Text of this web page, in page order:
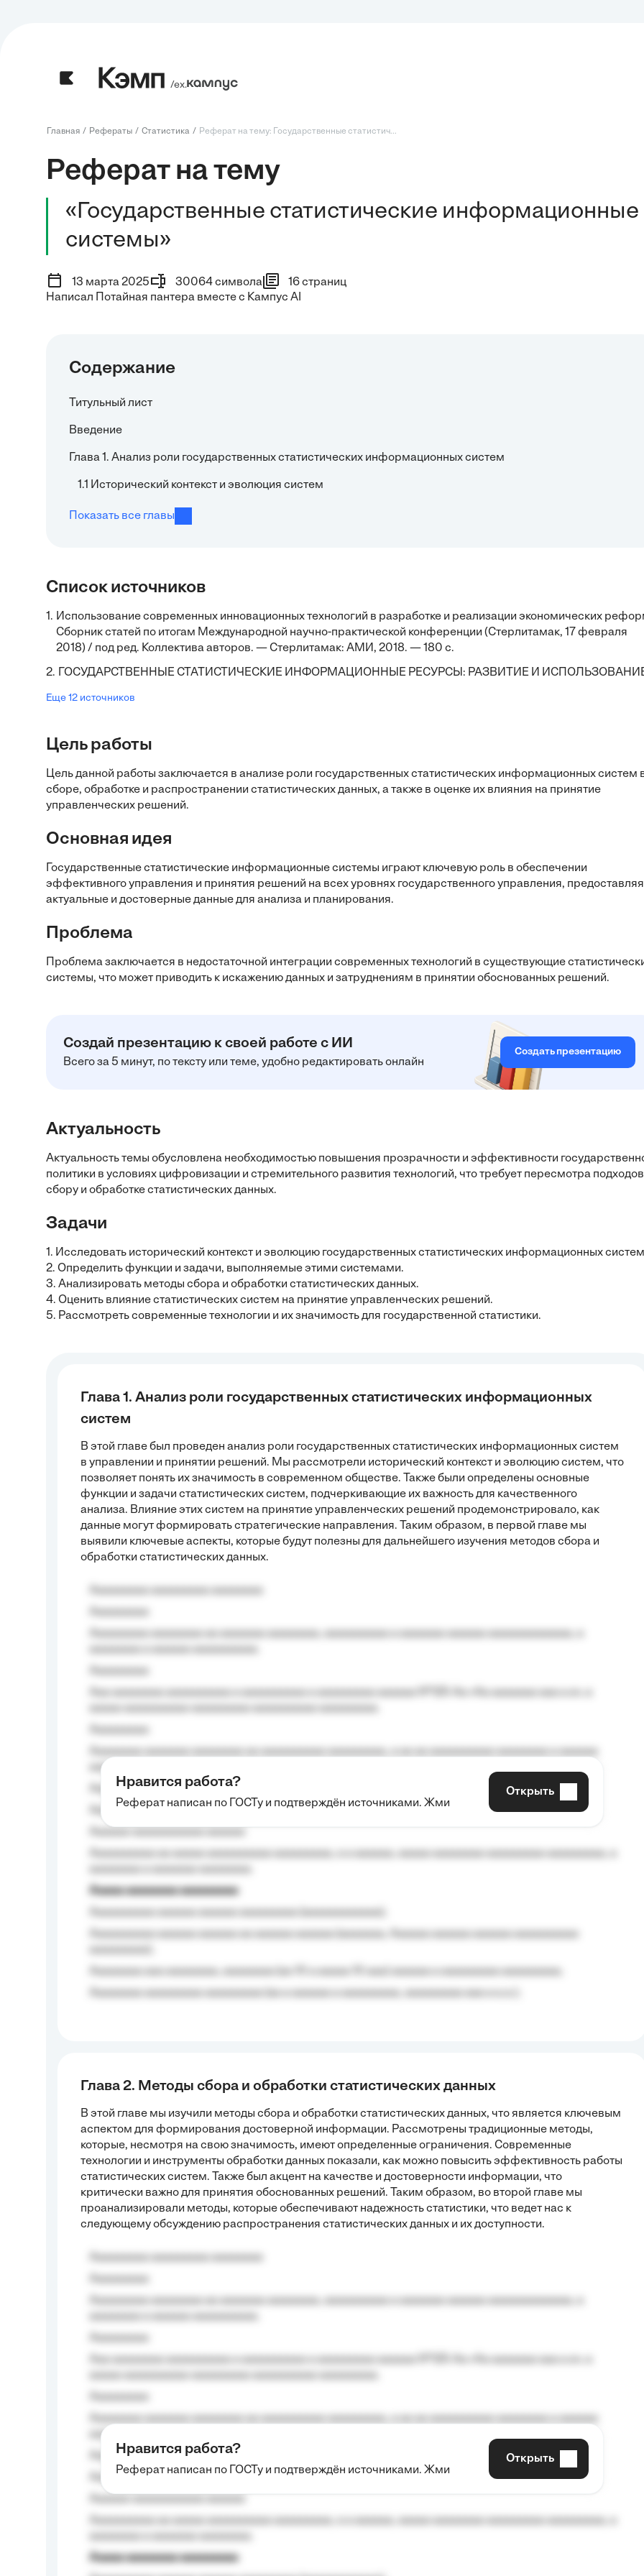
/ех.
Главная Рефераты Статистика Реферат на тему: Государственные статистич...
Реферат на тему
«Государственные статистические информационные
системы»
13 марта 2025 30064 символа
16 страниц
Написал Потайная пантера вместе с Кампус AI
Содержание
Титульный лист
Введение
Глава 1. Анализ роли государственных статистических информационных систем
1.1 Исторический контекст и эволюция систем
Показать все главы
Список источников
1. Использование современных инновационных технологий в разработке и реализации экономических
Сборник статей по итогам Международной научно-практической конференции (Стерлитамак, 17 февраля
2018) / под ред. Коллектива авторов. — Стерлитамак: АМИ, 2018. — 180 с.
2. ГОСУДАРСТВЕННЫЕ СТАТИСТИЧЕСКИЕ ИНФОРМАЦИОННЫЕ РЕСУРСЫ: РАЗВИТИЕ И
Еще 12 источников
Цель работы
Цель данной работы заключается в анализе роли государственных статистических информационных систем
сборе, обработке и распространении статистических данных, а также в оценке их влияния на принятие
управленческих решений.
Основная идея
Государственные статистические информационные системы играют ключевую роль в обеспечении
эффективного управления и принятия решений на всех уровнях государственного управления, предоставляя
актуальные и достоверные данные для анализа и планирования.
Проблема
Проблема заключается в недостаточной интеграции современных технологий в существующие
системы, что может приводить к искажению данных и затруднениям в принятии обоснованных решений.
Создай презентацию к своей работе с ИИ
Всего за 5 минут, по тексту или теме, удобно редактировать онлайн
Создать презентацию
Актуальность
Актуальность темы обусловлена необходимостью повышения прозрачности и эффективности
политики в условиях цифровизации и стремительного развития технологий, что требует пересмотра
сбору и обработке статистических данных.
Задачи
1. Исследовать исторический контекст и эволюцию государственных статистических информационных
2. Определить функции и задачи, выполняемые этими системами.
3. Анализировать методы сбора и обработки статистических данных.
4. Оценить влияние статистических систем на принятие управленческих решений.
5. Рассмотреть современные технологии и их значимость для государственной статистики.
Глава 1. Анализ роли государственных статистических информационных
систем
В этой главе был проведен анализ роли государственных статистических информационных систем
в управлении и принятии решений. Мы рассмотрели исторический контекст и эволюцию систем, что
позволяет понять их значимость в современном обществе. Также были определены основные
функции и задачи статистических систем, подчеркивающие их важность для качественного
анализа. Влияние этих систем на принятие управленческих решений продемонстрировало, как
данные могут формировать стратегические направления. Таким образом, в первой главе мы
выявили ключевые аспекты, которые будут полезны для дальнейшего изучения методов сбора и
обработки статистических данных.
aaaa aaaa.
Aaaaaaaaa
Aaaaaaaaaa aa aaa aaaaaaaaa, a aaa aaaaaaaaaa aaa, a aaaaaaaaaa, aaaaaa aaaaaa a aaaaaa.
Aaaaa aaaaaaaa aaaaaaaaa
Нравится работа?
Реферат написан по ГОСТу и подтверждён источниками. Жми
Открыть
Глава 2. Методы сбора и обработки статистических данных
В этой главе мы изучили методы сбора и обработки статистических данных, что является ключевым
аспектом для формирования достоверной информации. Рассмотрены традиционные методы,
которые, несмотря на свою значимость, имеют определенные ограничения. Современные
технологии и инструменты обработки данных показали, как можно повысить эффективность работы
статистических систем. Также был акцент на качестве и достоверности информации, что
критически важно для принятия обоснованных решений. Таким образом, во второй главе мы
проанализировали методы, которые обеспечивают надежность статистики, что ведет нас к
следующему обсуждению распространения статистических данных и их доступности.
aaaa aaaa.
Aaaaaaaaa
Aaaaaaaaaa aa aaa aaaaaaaaa, a aaa aaaaaaaaaa aaa, a aaaaaaaaaa, aaaaaa aaaaaa a aaaaaa.
Aaaaa aaaaaaaa aaaaaaaaa
Нравится работа?
Реферат написан по ГОСТу и подтверждён источниками. Жми
Открыть